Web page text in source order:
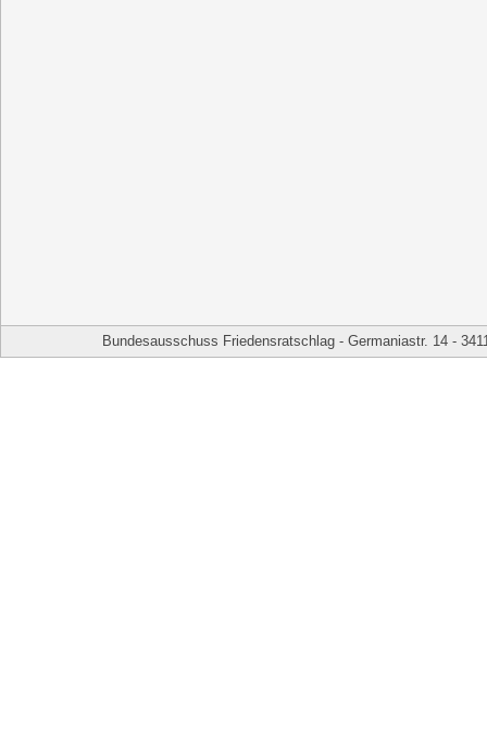
Bundesausschuss Friedensratschlag - Germaniastr. 14 -